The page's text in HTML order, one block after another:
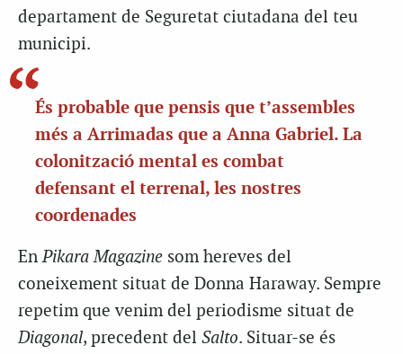
departament de Seguretat ciutadana del teu
municipi.
És probable que pensis que t’assembles
més a Arrimadas que a Anna Gabriel. La
colonització mental es combat
defensant el terrenal, les nostres
coordenades
EnPikara Magazine som hereves del
coneixement situat de Donna Haraway. Sempre
repetim que venim del periodisme situat de
Diagonal, precedent del Salto. Situar-se és